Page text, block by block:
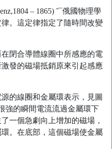
– 1865) ˜¯俄國物理學
。這定律指定了隨時間改變
閉合導體線圈中所感應的電
發的磁場抵銷原來引起感應
的線圈和金屬環表示，見圖
強的瞬間電流流過金屬環下
一個急劇向上增加的磁場，
。在底部，這個磁場使金屬